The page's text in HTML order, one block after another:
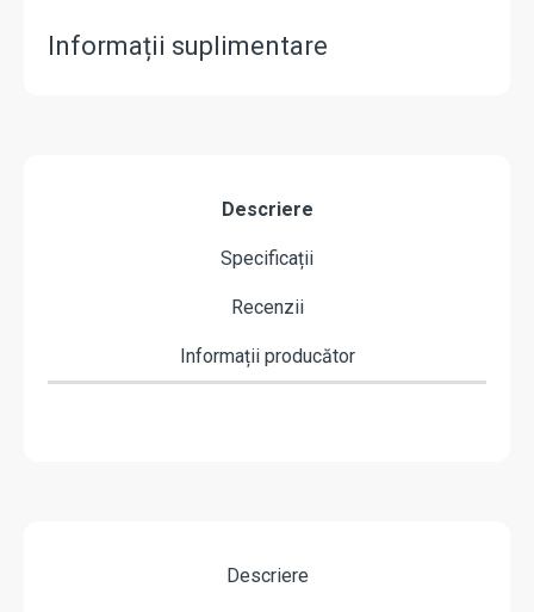
Informații suplimentare
Descriere
Specificații
Recenzii
Informații producător
Descriere